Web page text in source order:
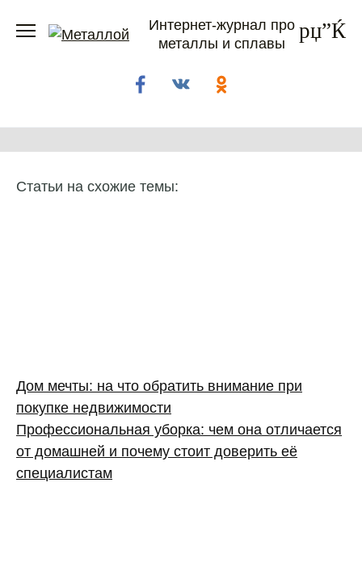
Интернет-журнал про
металлы и сплавы
Статьи на схожие темы:
Дом мечты: на что обратить внимание при
покупке недвижимости
Профессиональная уборка: чем она отличается
от домашней и почему стоит доверить её
специалистам